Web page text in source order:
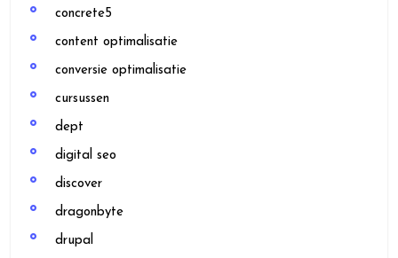
concrete5
content optimalisatie
conversie optimalisatie
cursussen
dept
digital seo
discover
dragonbyte
drupal